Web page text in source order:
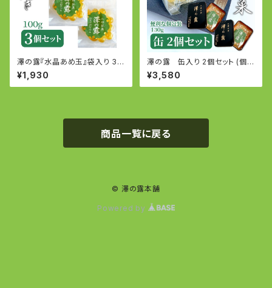
澤の露『水晶あめ玉』袋入り 3個
セット (100g×3個)
¥1,930
澤の露 缶入り 2個セット (個包
装130g×2個)
¥3,580
商品一覧に戻る
© 澤の露本舗
Powered by